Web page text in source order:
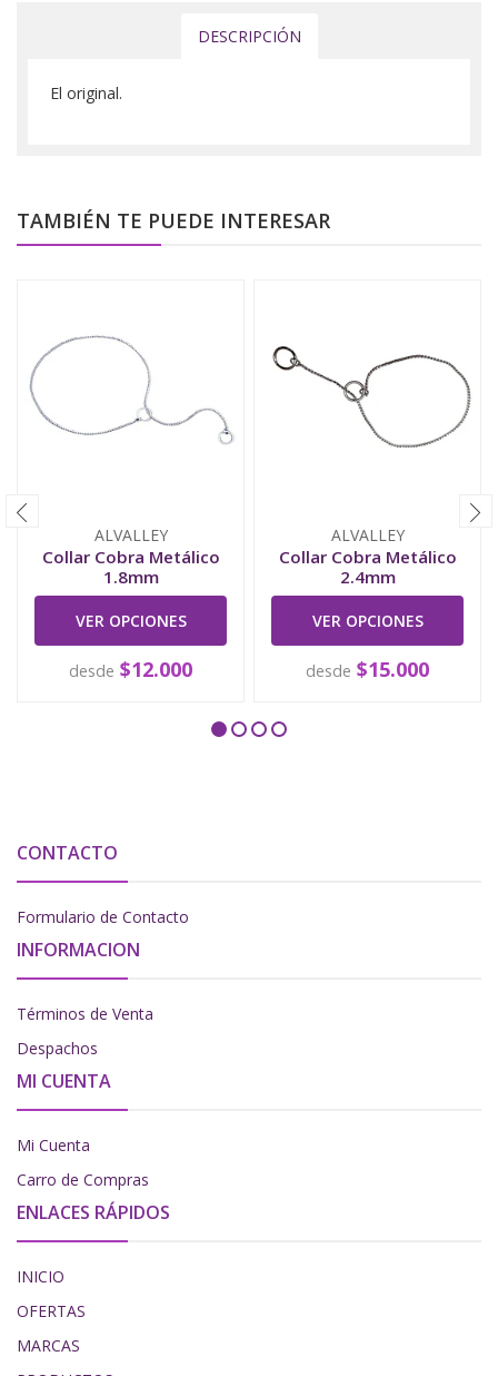
DESCRIPCIÓN
El original.
TAMBIÉN TE PUEDE INTERESAR
ALVALLEY
Collar Cobra Metálico
1.8mm
VER OPCIONES
desde $12.000
ALVALLEY
Collar Cobra Metálico
2.4mm
VER OPCIONES
desde $15.000
CONTACTO
Formulario de Contacto
INFORMACION
Términos de Venta
Despachos
MI CUENTA
Mi Cuenta
Carro de Compras
ENLACES RÁPIDOS
INICIO
OFERTAS
MARCAS